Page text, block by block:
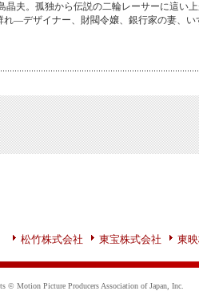
晶夫。孤独から伝説の二輪レーサーに這い
―デザイナー、財閥令嬢、銀行家の妻、い
松竹株式会社 東宝株式会社 東
© Motion Picture Producers Association of Japan, Inc.